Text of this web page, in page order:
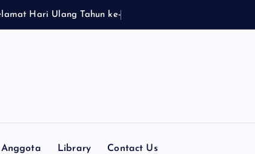
amat H ari U ang Ta hun ke-
Library Contact Us